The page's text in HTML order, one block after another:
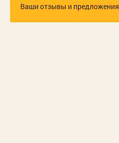
Ваши отзывы и предложения